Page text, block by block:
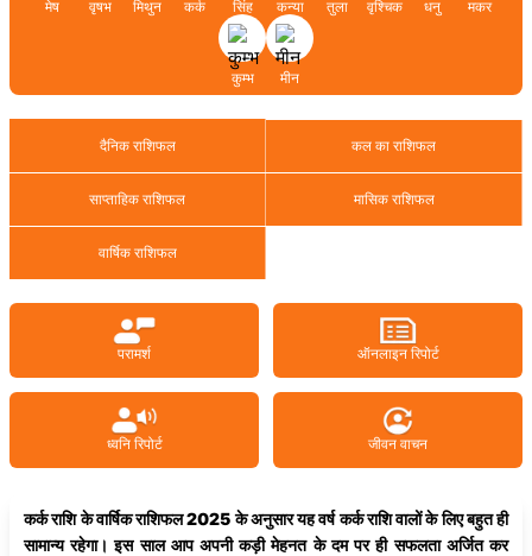
मेष वृषभ मिथुन कर्क सिंह कन्या तुला वृश्चिक धनु मकर
कुम्भ मीन
दैनिक राशिफल कल का राशिफल
साप्ताहिक राशिफल मासिक राशिफल
वार्षिक राशिफल
परामर्श ऑनलाइन रिपोर्ट
ध्वनि रिपोर्ट जीवन वाचन
कर्क राशि केवार्षिकराशिफल2025के अनुसार यह वर्ष कर्क राशि वालों के लिए बहुत ही
सामान्य रहेगा। इस साल आप अपनी कड़ी मेहनत के दम पर ही सफलता अर्जित कर